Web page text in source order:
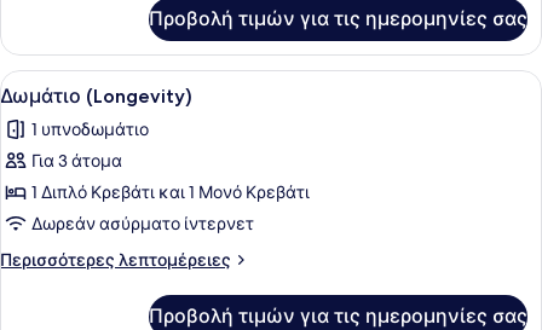
Δωμάτιο
(Accessible)
Προβολή τιμών για τις ημερομηνίες σας
Προβολή
όλων
των
φωτογραφιών
για
Δωμάτιο
(Longevity)
Κλινοσκεπάσματα υψηλής
4
Δωμάτιο (Longevity)
1 υπνοδωμάτιο
Για 3 άτομα
1 Διπλό Κρεβάτι και 1 Μονό Κρεβάτι
Δωρεάν ασύρματο ίντερνετ
Περισσότερες λεπτομέρειες
Περισσότερες
Προβολή τιμών για τις ημερομηνίες σας